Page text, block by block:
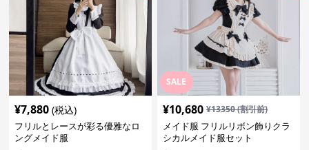
¥7,880 (税込)
フリルとレースが彩る優雅なロ
ングメイド服
SALE
¥10,680 ¥13350(割引前)
メイド服 フリルリボン飾りクラ
シカルメイド服セット